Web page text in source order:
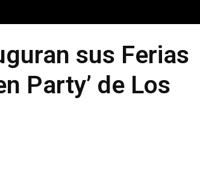
sus Ferias
Party’ de Los